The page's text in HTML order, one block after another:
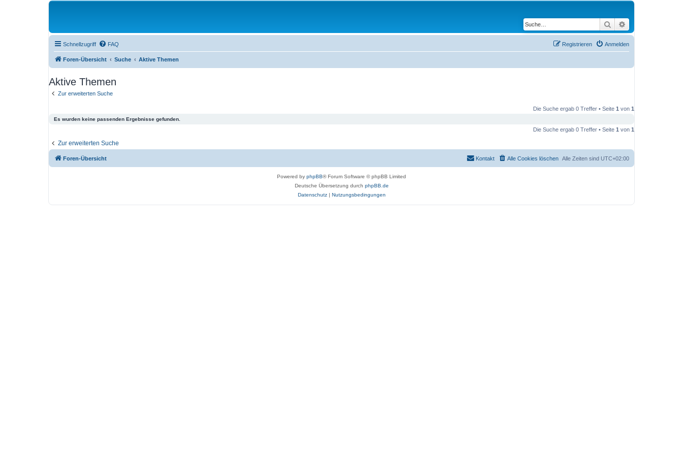
Suche
Schnellzugriff FAQ Anmelden
Registrieren
Foren-Übersicht Suche Aktive Themen
Aktive Themen
Zur erweiterten Suche
Die Suche ergab 0 Treffer • Seite 1 von 1
Es wurden keine passenden Ergebnisse gefunden.
Die Suche ergab 0 Treffer • Seite 1 von 1
Zur erweiterten Suche
Foren-Übersicht Alle Zeiten sind UTC+02:00
Alle Cookies löschen
Kontakt
Powered by phpBB® Forum Software © phpBB Limited
Deutsche Übersetzung durch phpBB.de
Datenschutz| Nutzungsbedingungen